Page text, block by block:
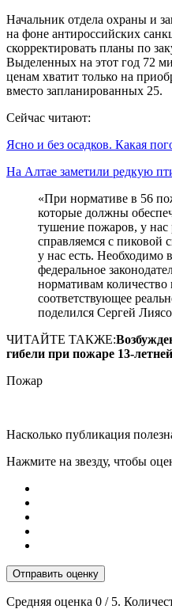
Начальник отдела охраны и
на фоне антироссийских
скорректировать планы по
Выделенных на этот год 72
ценам хватит только на
вместо запланированных 25.
Сейчас читают:
Ясно и без осадков. Какая
На Алтае заметили редкую
«При нормативе в 56
которые должны
тушение пожаров, у
справляемся с пиковой
у нас есть. Необходимо
федеральное
нормативам
соответствующее
поделился Сергей
ЧИТАЙТЕ ТАКЖЕ:
гибели при пожаре 13-
Пожар
Насколько публикация
Нажмите на звезду, чтобы
Отправить оценку
Средняя оценка 0 / 5.